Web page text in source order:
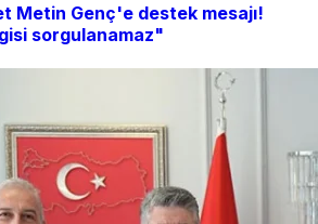
Metin Genç'e destek mesajı!
sorgulanamaz"